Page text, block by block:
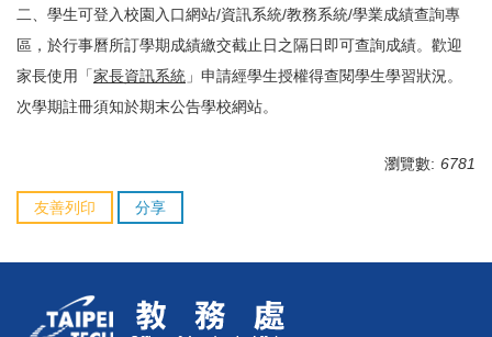
二、學生可登入校園入口網站/資訊系統/教務系統/學業成績查詢專
區，於行事曆所訂學期成績繳交截止日之隔日即可查詢成績。歡迎
家長使用「家長資訊系統 」申請經學生授權得查閱學生學習狀況。
次學期註冊須知於期末公告學校網站。
瀏覽數: 6781
友善列印 分享